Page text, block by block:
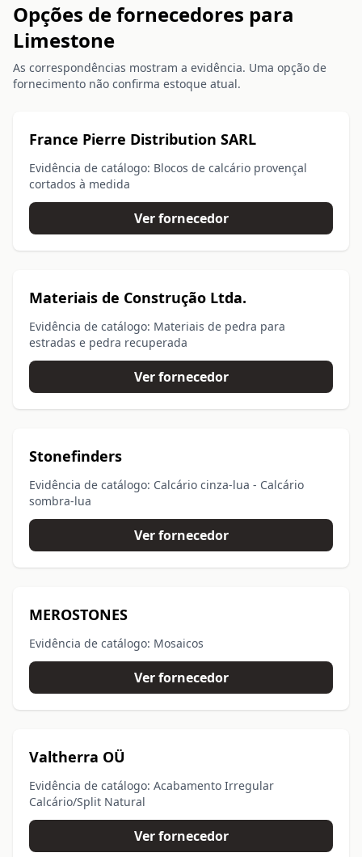
Opções de fornecedores para
Limestone
As correspondências mostram a evidência. Uma opção de
fornecimento não confirma estoque atual.
France Pierre Distribution SARL
Evidência de catálogo: Blocos de calcário provençal
cortados à medida
Ver fornecedor
Materiais de Construção Ltda.
Evidência de catálogo: Materiais de pedra para
estradas e pedra recuperada
Ver fornecedor
Stonefinders
Evidência de catálogo: Calcário cinza-lua - Calcário
sombra-lua
Ver fornecedor
MEROSTONES
Evidência de catálogo: Mosaicos
Ver fornecedor
Valtherra OÜ
Evidência de catálogo: Acabamento Irregular
Calcário/Split Natural
Ver fornecedor